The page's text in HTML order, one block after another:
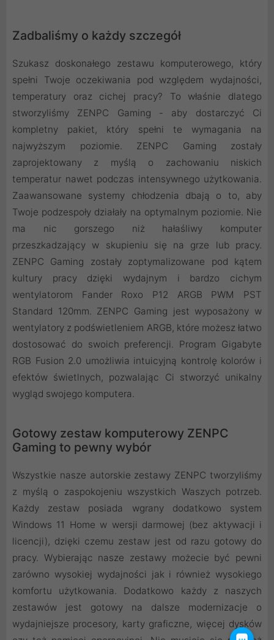
Zadbaliśmy o każdy szczegół
Szukasz doskonałego zestawu komputerowego, który
spełni Twoje oczekiwania pod względem wydajności,
temperatury oraz cichej pracy? To właśnie dlatego
stworzyliśmy ZENPC Gaming - aby dostarczyć Ci
kompletny pakiet, który spełni te wymagania na
najwyższym poziomie. ZENPC Gaming zostały
zaprojektowany z myślą o zachowaniu niskich
temperatur nawet podczas intensywnego użytkowania.
Zaawansowane systemy chłodzenia dbają o to, aby
Twoje podzespoły działały na optymalnym poziomie. Nie
ma nic gorszego niż hałaśliwy komputer
przeszkadzający w skupieniu się na grze lub pracy.
ZENPC Gaming zostały zoptymalizowane pod kątem
kultury pracy dzięki wydajnym i bardzo cichym
wentylatorom Fander Roxo P12 ARGB PWM PST
Standard 120mm. ZENPC Gaming jest wyposażony w
wentylatory z podświetleniem ARGB, które możesz łatwo
dostosować do swoich preferencji. Program Gigabyte
RGB Fusion 2.0 umożliwia intuicyjną kontrolę kolorów i
efektów świetlnych, pozwalając Ci stworzyć unikalny
wygląd swojego komputera.
Gotowy zestaw komputerowy ZENPC
Gaming to pewny wybór
Wszystkie nasze autorskie zestawy ZENPC tworzyliśmy
z myślą o zaspokojeniu wszystkich Waszych potrzeb.
Każdy zestaw posiada wgrany dodatkowo system
Windows 11 Home w wersji darmowej (bez aktywacji i
licencji), dzięki czemu zestaw jest od razu gotowy do
pracy. Wybierając nasze zestawy możecie być pewni
zarówno wysokiej wydajności jak i również wysokiego
komfortu użytkowania. Dodatkowo każdy z naszych
zestawów jest gotowy na dalsze modernizacje o
wydajniejsze procesory, karty graficzne, więcej dysków